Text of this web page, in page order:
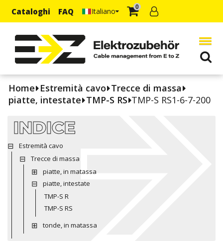
Cataloghi FAQ Italiano 0
Home Estremità cavo Trecce di massa
piatte, intestate TMP-S RS TMP-S RS1-6-7-200
INDICE
Estremità cavo
Trecce di massa
piatte, in matassa
piatte, intestate
TMP-S R
TMP-S RS
tonde, in matassa